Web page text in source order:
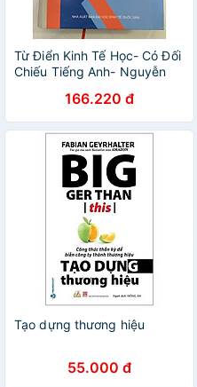
Từ Điển Kinh Tế Học- Có Đối
Chiếu Tiếng Anh- Nguyễn
166.220 đ
Tạo dựng thương hiệu
55.000 đ